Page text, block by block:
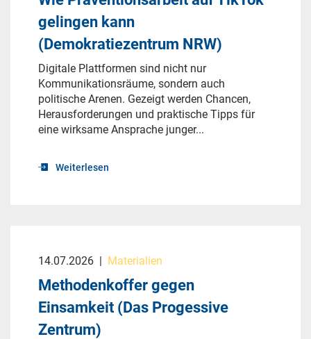
gelingen kann
(Demokratiezentrum NRW)
Digitale Plattformen sind nicht nur
Kommunikationsräume, sondern auch
politische Arenen. Gezeigt werden Chancen,
Herausforderungen und praktische Tipps für
eine wirksame Ansprache junger...
Weiterlesen
14.07.2026 | Materialien
Methodenkoffer gegen
Einsamkeit (Das Progessive
Zentrum)